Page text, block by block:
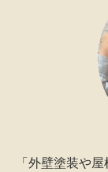
「外壁塗装や